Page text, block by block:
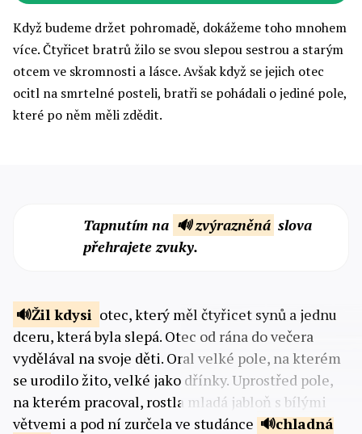
Když budeme držet pohromadě, dokážeme toho mnohem
více. Čtyřicet bratrů žilo se svou slepou sestrou a starým
otcem ve skromnosti a lásce. Avšak když se jejich otec
ocitl na smrtelné posteli, bratři se pohádali o jediné pole,
které po něm měli zdědit.
Tapnutím na 🔊 zvýrazněná slova
přehrajete zvuky.
Žil kdysi otec, který měl čtyřicet synů a jednu
dceru, která byla slepá. Otec od rána do večera
vydělával na svoje děti. Oral velké pole, na kterém
se urodilo žito, velké jako dřínky. Uprostřed pole,
na kterém pracoval, rostla mladá jabloň s bílými
větvemi a pod ní zurčela ve studánce
chladná